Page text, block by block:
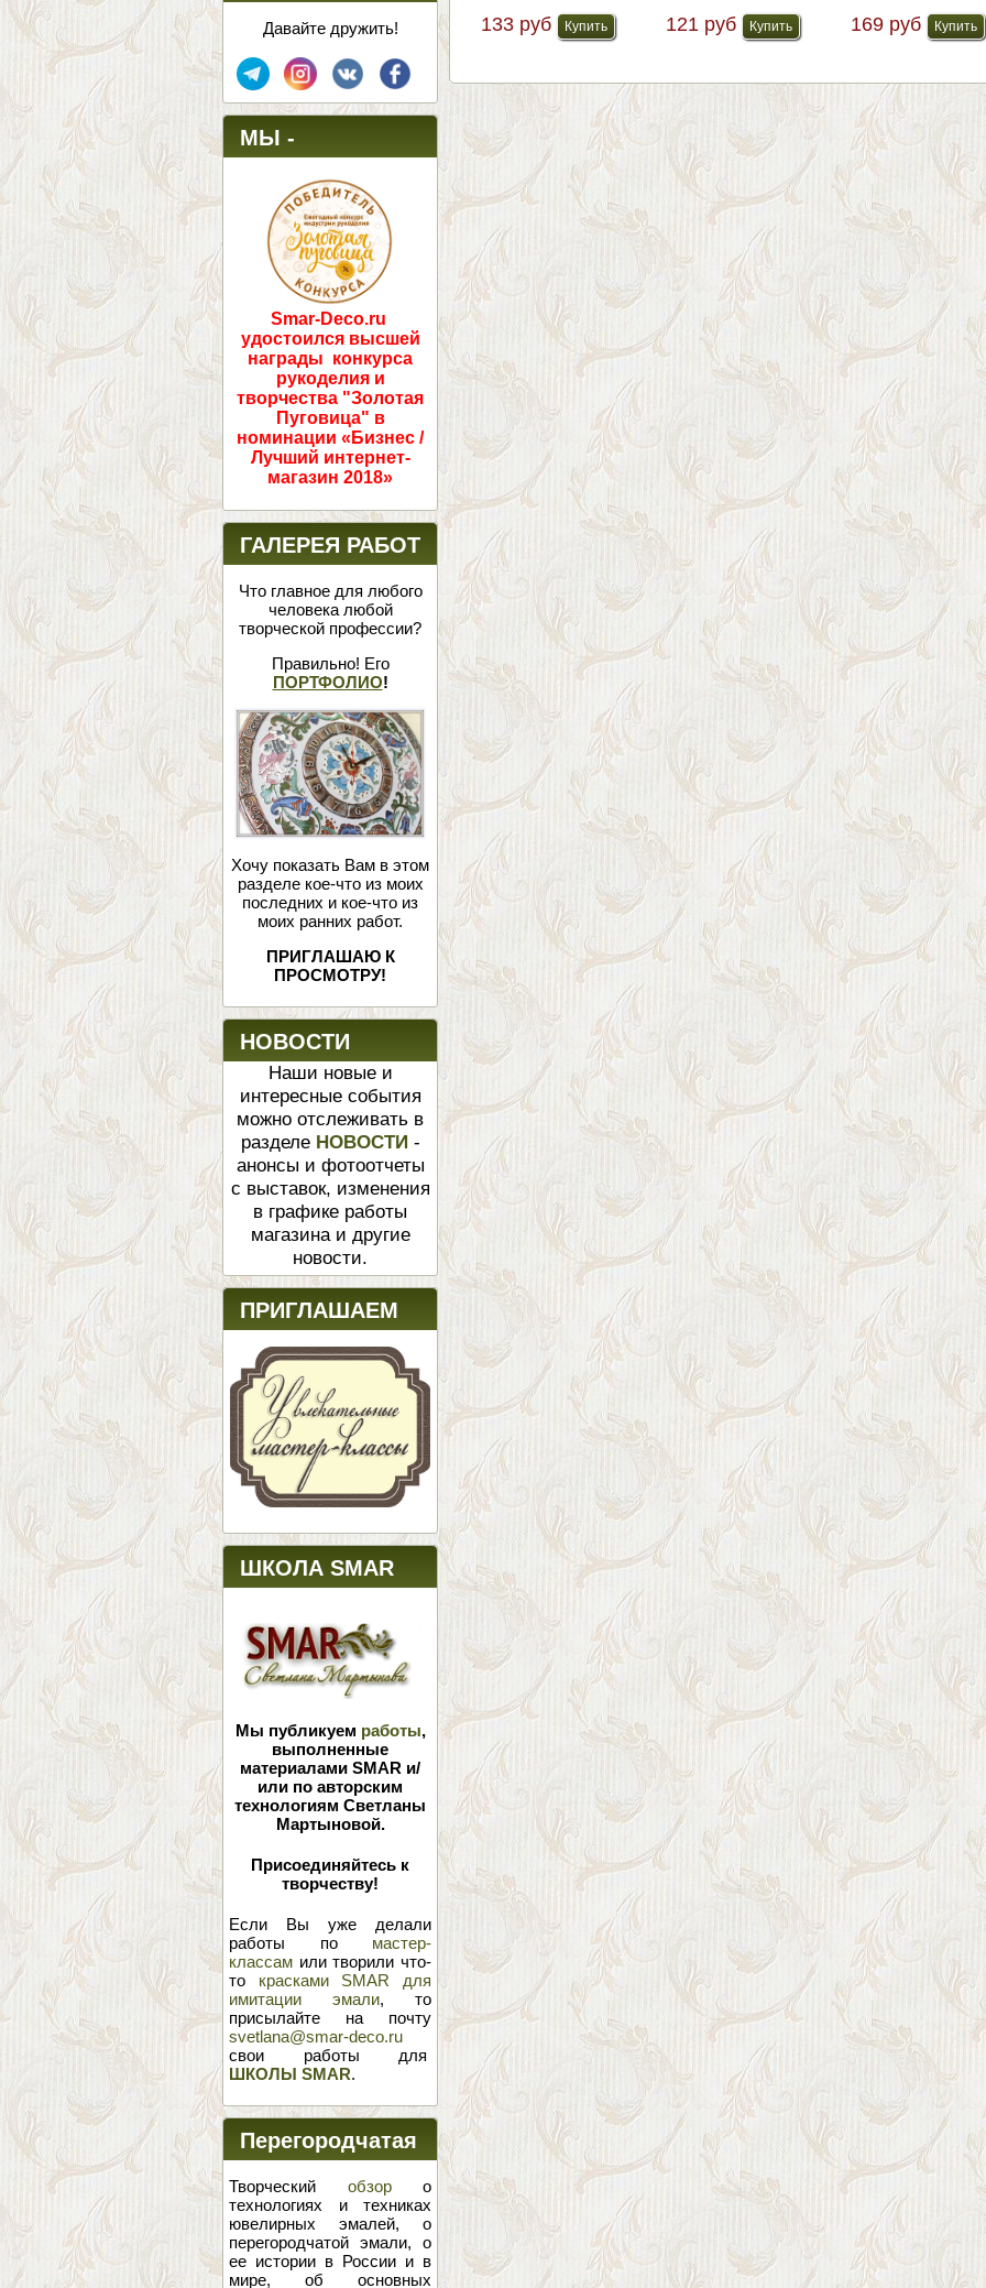
Давайте дружить!
МЫ -
ПОБЕДИТЕЛИ!
Smar-Deco.ru
удостоился высшей
награды конкурса
рукоделия и
творчества "Золотая
Пуговица" в
номинации «Бизнес /
Лучший интернет-
магазин 2018»
ГАЛЕРЕЯ РАБОТ
Что главное для любого
человека любой
творческой профессии?
Правильно! Его
ПОРТФОЛИО!
Хочу показать Вам в этом
разделе кое-что из моих
последних и кое-что из
моих ранних работ.
ПРИГЛАШАЮ К
ПРОСМОТРУ!
НОВОСТИ
Наши новые и
интересные события
можно отслеживать в
разделе НОВОСТИ -
анонсы и фотоотчеты
с выставок, изменения
в графике работы
магазина и другие
новости.
ПРИГЛАШАЕМ
ШКОЛА SMAR
Мы публикуем работы,
выполненные
материалами SMAR и/
или по авторским
технологиям Светланы
Мартыновой.
Присоединяйтесь к
творчеству!
Если Вы уже делали
работы по мастер-
классам или творили что-
то красками SMAR для
имитации эмали, то
присылайте на почту
svetlana@smar-deco.ru
свои работы для
ШКОЛЫ SMAR.
Перегородчатая
эмаль
Творческий обзоро
технологиях и техниках
ювелирных эмалей, о
перегородчатой эмали, о
ее истории в России и в
мире, об основных
133 руб 121 руб 169 руб